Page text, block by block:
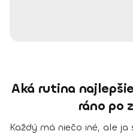
Aká rutina
ráno po
Každý má niečo iné, ale